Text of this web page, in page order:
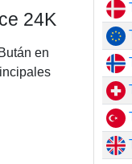
24K
en